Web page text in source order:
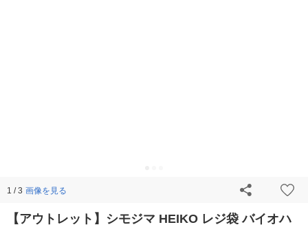
1 / 3 画像を見る
【アウトレット】シモジマ HEIKO レジ袋 バイオハ